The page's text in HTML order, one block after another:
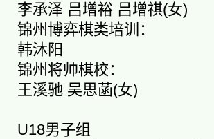
承泽 吕增裕 吕增祺(女)
州博弈棋类培训：
沐阳
州将帅棋校：
溪驰 吴思菡(女)
男子组